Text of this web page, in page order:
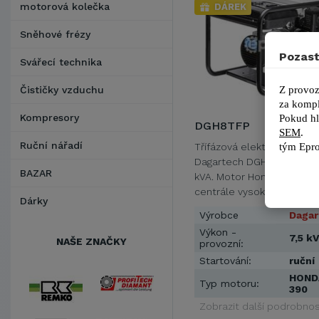
motorová kolečka
Sněhové frézy
Svářecí technika
Čističky vzduchu
Kompresory
Ruční nářadí
BAZAR
Dárky
NAŠE ZNAČKY
DÁREK
DGH8TFP
Třífázová elektrocentrála
Dagartech DGH8TFP s
kVA. Motor Honda GX 390
centrále vysokou
Výrobce
Výkon -
provozní:
7,5
Startování:
ruční
Typ motoru:
390
Zobrazit další
Z
za
Pokud
SEM.
tým